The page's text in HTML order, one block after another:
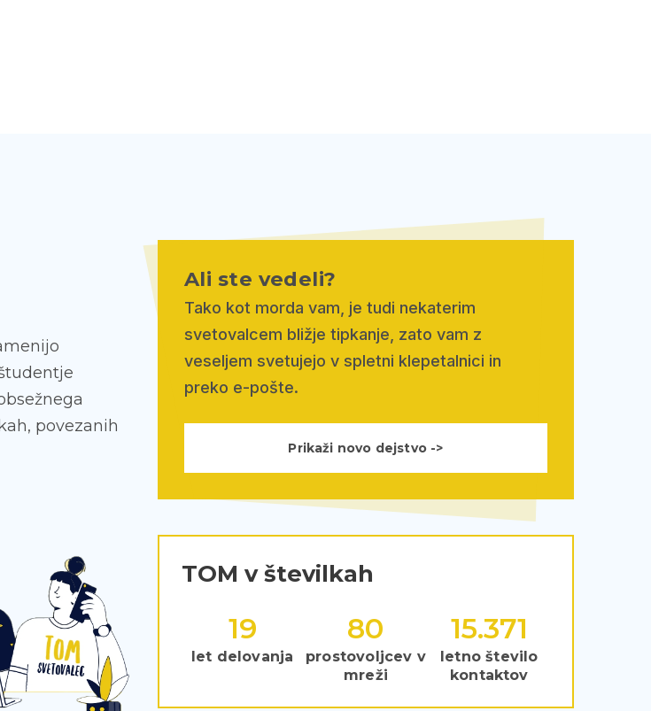
povezanih
Ali ste vedeli?
Tako kot morda vam, je tudi nekaterim
svetovalcem bližje tipkanje, zato vam z
veseljem svetujejo v spletni klepetalnici in
preko e-pošte.
Prikaži novo dejstvo ->
TOM v številkah
29
let delovanja
121
prostovoljcev v
mreži
22.849
letno število
kontaktov